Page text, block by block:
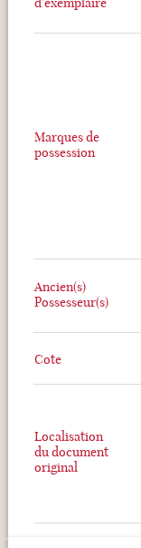
Marques de
possession
Ancien(s)
Possesseur(s)
Cote
Localisation
du document
original